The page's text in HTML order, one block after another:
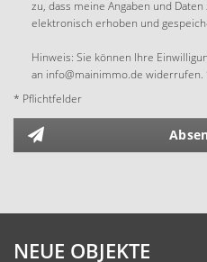
zu, dass meine Angaben und
elektronisch erhoben und
Hinweis: Sie können Ihre
an info@mainimmo.de widerrufen.
* Pflichtfelder
NEUE OBJEKTE